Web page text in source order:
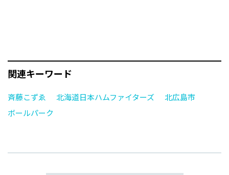
関連キーワード
斉藤こずゑ 北海道日本ハムファイターズ
北広島市
ボールパーク